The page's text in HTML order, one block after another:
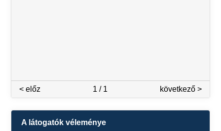
következő >
< előz 1 / 1
A látogatók véleménye